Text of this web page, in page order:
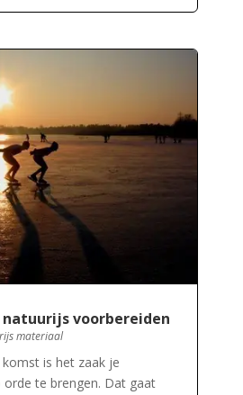
natuurijs voorbereiden
materiaal
is het zaak je
orde te brengen. Dat gaat